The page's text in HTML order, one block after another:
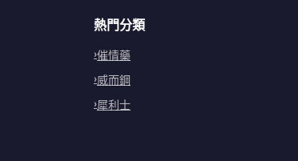
熱門分類
催情藥
威而鋼
犀利士